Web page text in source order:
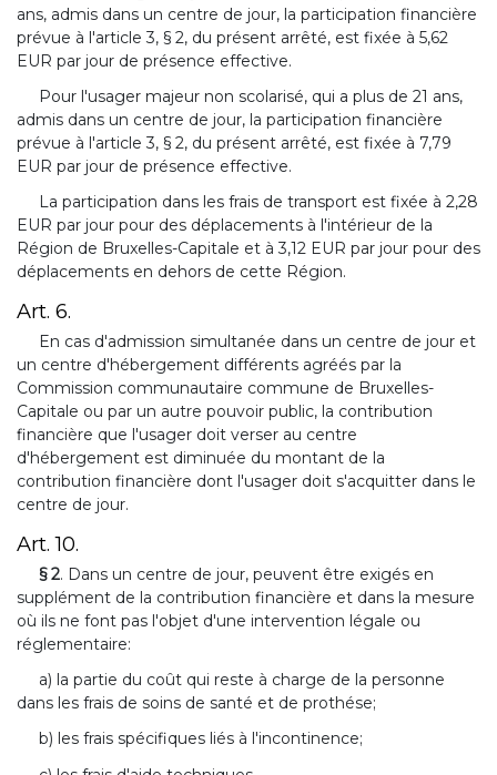
ans, admis dans un centre de jour, la participation financière
prévue à l'article 3, § 2, du présent arrêté, est fixée à 5,62
EUR par jour de présence effective.
Pour l'usager majeur non scolarisé, qui a plus de 21 ans,
admis dans un centre de jour, la participation financière
prévue à l'article 3, § 2, du présent arrêté, est fixée à 7,79
EUR par jour de présence effective.
La participation dans les frais de transport est fixée à 2,28
EUR par jour pour des déplacements à l'intérieur de la
Région de Bruxelles-Capitale et à 3,12 EUR par jour pour des
déplacements en dehors de cette Région.
Art. 6.
En cas d'admission simultanée dans un centre de jour et
un centre d'hébergement différents agréés par la
Commission communautaire commune de Bruxelles-
Capitale ou par un autre pouvoir public, la contribution
financière que l'usager doit verser au centre
d'hébergement est diminuée du montant de la
contribution financière dont l'usager doit s'acquitter dans le
centre de jour.
Art. 10.
§ 2. Dans un centre de jour, peuvent être exigés en
supplément de la contribution financière et dans la mesure
où ils ne font pas l'objet d'une intervention légale ou
réglementaire:
a) la partie du coût qui reste à charge de la personne
dans les frais de soins de santé et de prothése;
b) les frais spécifiques liés à l'incontinence;